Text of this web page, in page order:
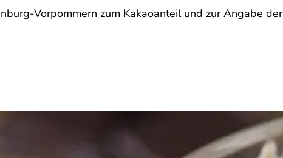
Vorpommern zum Kakaoanteil und zur Angabe der